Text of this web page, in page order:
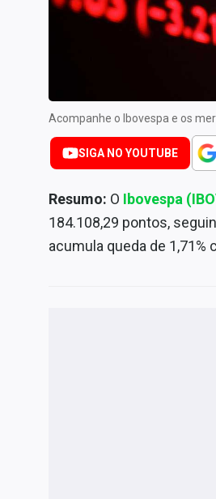
Internacional
Conteúdo de Marca
Sobre
Expediente
Acompanhe o Ibovespa e os
SIGA NO YOUTUBE
Resumo: O Ibovespa
184.108,29 pontos,
acumula queda de